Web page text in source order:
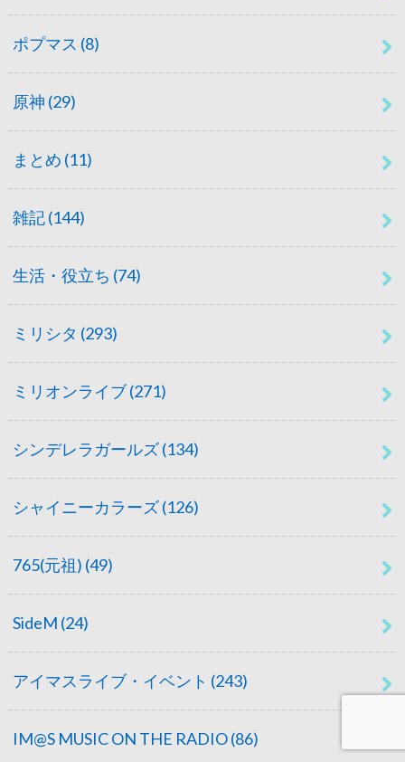
ポプマス (8)
原神 (29)
まとめ (11)
雑記(144)
生活・役立ち (74)
ミリシタ (293)
ミリオンライブ(271)
シンデレラガールズ(134)
シャイニーカラーズ(126)
765(元祖) (49)
SideM (24)
アイマスライブ・イベント (243)
IM@S MUSIC ON THE RADIO(86)